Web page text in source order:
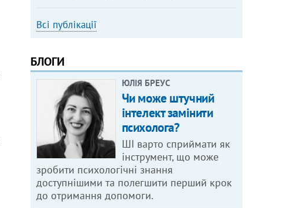
Всі публікації
БЛОГИ
ЮЛІЯ БРЕУС
Чи може штучний
інтелект замінити
психолога?
ШІ варто сприймати як
інструмент, що може
зробити психологічні знання
доступнішими та полегшити перший крок
до отримання допомоги.